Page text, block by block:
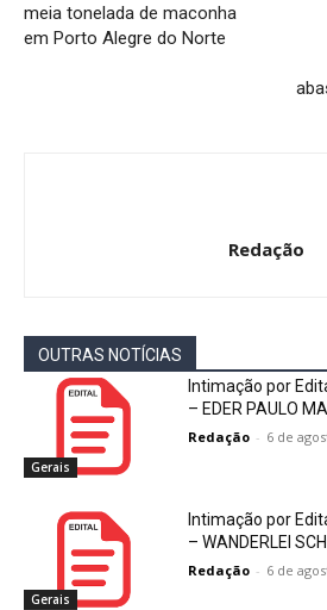
meia tonelada de maconha
em Porto Alegre do Norte
Redação
OUTRAS NOTÍCIAS
Gerais
Intimação por
– EDER PAULO
Redação - 6 de
Gerais
Intimação por
– WANDERLEI
Redação - 6 de